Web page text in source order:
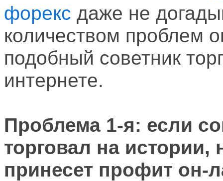
форекс даже не
количеством проблем
подобный советник
интернете.
Проблема 1-я: если
торговал на истории,
принесет профит он-